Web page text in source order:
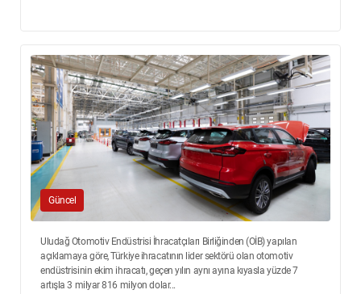
Güncel
Uludağ Otomotiv Endüstrisi İhracatçıları Birliğinden (OİB) yapılan
açıklamaya göre, Türkiye ihracatının lider sektörü olan otomotiv
endüstrisinin ekim ihracatı, geçen yılın aynı ayına kıyasla yüzde 7
artışla 3 milyar 816 milyon dolar...